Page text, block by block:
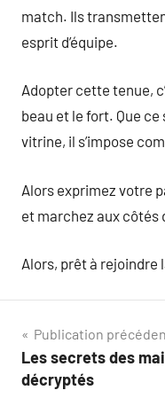
match. Ils
esprit d’équipe.
Adopter cette tenue,
beau et le fort. Que
vitrine, il s’impose
Alors exprimez votre
et marchez aux côtés
Alors, prêt à rejoindre
Navigation
de
Publication
Les secrets des
décryptés